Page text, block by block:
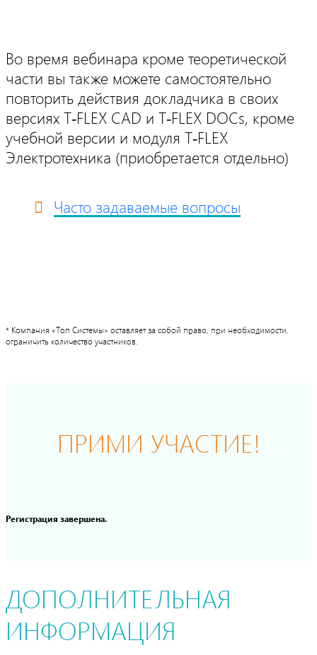
Во время вебинара кроме теоретической
части вы также можете самостоятельно
повторить действия докладчика в своих
версиях T‑FLEX CAD и T‑FLEX DOCs, кроме
учебной версии и модуля T‑FLEX
Электротехника (приобретается отдельно)
Часто задаваемые вопросы
* Компания «Топ Системы» оставляет за собой право, при необходимости,
ограничить количество участников.
ПРИМИ УЧАСТИЕ!
Регистрация завершена.
ДОПОЛНИТЕЛЬНАЯ
ИНФОРМАЦИЯ